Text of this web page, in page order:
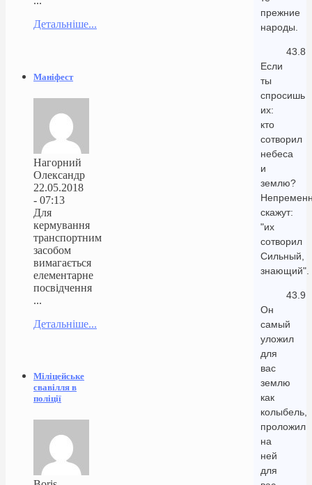
прежние
народы.
43.8
Если
ты
спросишь
их:
кто
сотворил
небеса
и
землю?
скажут:
"их
сотворил
Сильный,
знающий".
43.9
Он
самый
уложил
для
вас
землю
как
колыбель,
проложил
на
ней
для
Детальніше...
Маніфест
Нагорний
Олександр
22.05.2018
- 07:13
Для
кермування
транспортним
засобом
вимагається
елементарне
посвідчення
...
Детальніше...
Міліцейське
свавілля в
поліції